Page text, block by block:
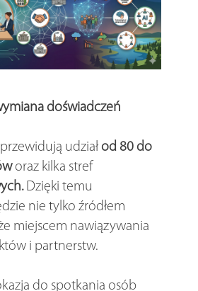
doświadczeń
udziałod 80 do
oraz kilka stref
Dzięki temu
nie tylko źródłem
miejscem nawiązywania
i partnerstw.
do spotkania osób